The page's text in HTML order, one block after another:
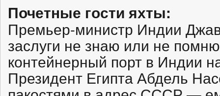
Почетные гости яхты:
Премьер-министр Индии
заслуги не знаю или не
контейнерный порт в Индии
Президент Египта Абдель